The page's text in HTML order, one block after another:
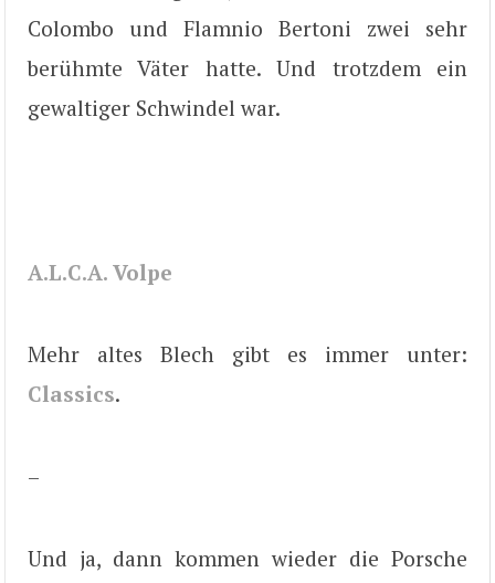
Colombo und Flamnio Bertoni zwei sehr
berühmte Väter hatte. Und trotzdem ein
gewaltiger Schwindel war.
A.L.C.A. Volpe
Mehr altes Blech gibt es immer unter:
Classics.
–
Und ja, dann kommen wieder die Porsche